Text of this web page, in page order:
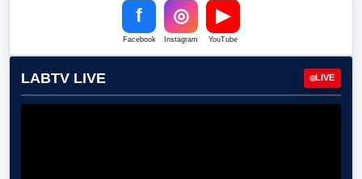
f
Facebook
◎
Instagram
▶
YouTube
LABTV LIVE LIVE